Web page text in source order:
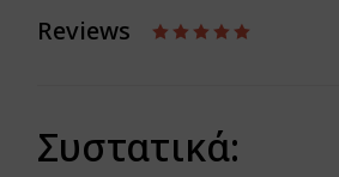
Reviews
Συστατικά: